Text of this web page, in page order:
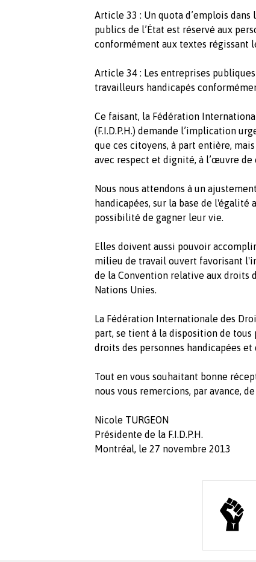
Article 33 : Un quota d’emplois
publics de l’État est réservé aux
conformément aux textes régissant
Article 34 : Les entreprises
travailleurs handicapés
Ce faisant, la Fédération
(F.I.D.P.H.) demande l’implication
que ces citoyens, à part entière,
avec respect et dignité, à l’œuvre
Nous nous attendons à un
handicapées, sur la base de
possibilité de gagner leur vie.
Elles doivent aussi pouvoir
milieu de travail ouvert favorisant
de la Convention relative aux droits
Nations Unies.
La Fédération Internationale des
part, se tient à la disposition de
droits des personnes handicapées
Tout en vous souhaitant bonne
nous vous remercions, par avance,
Nicole TURGEON
Présidente de la F.I.D.P.H.
Montréal, le 27 novembre 2013